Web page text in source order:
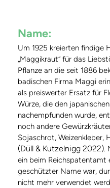
Name:
Um 1925 kreierten findige
„Maggikraut“ für das
Pflanze an die seit 1886
badischen Firma Maggi
als preiswerter Ersatz für
Würze, die den
nachempfunden wurde,
noch andere
Sojaschrot, Weizenkleber,
(Düll & Kutzelnigg 2022).
ein beim Reichspatentamt
geschützter Name war,
nicht mehr verwendet